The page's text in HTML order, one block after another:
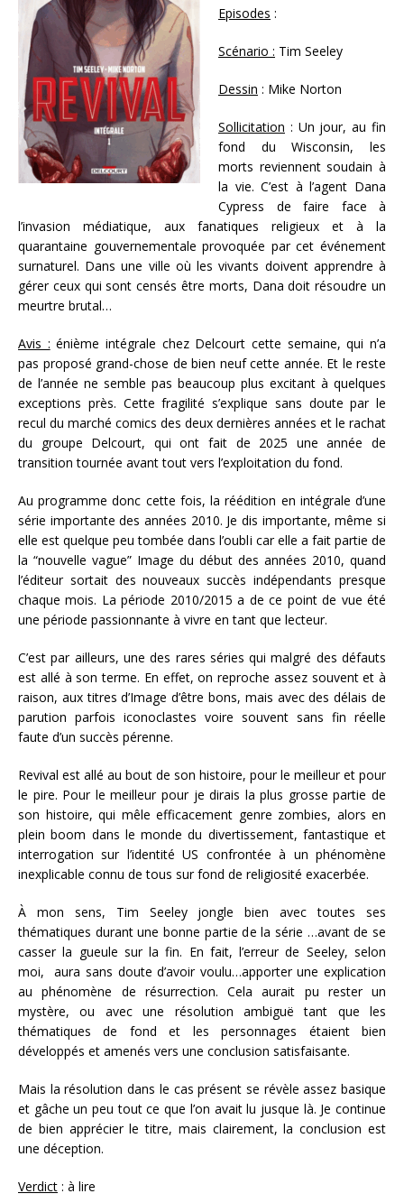
Episodes :
Scénario : Tim Seeley
Dessin : Mike Norton
Sollicitation : Un jour, au fin
fond du Wisconsin, les
morts reviennent soudain à
la vie. C’est à l’agent Dana
Cypress de faire face à
l’invasion médiatique, aux fanatiques religieux et à la
quarantaine gouvernementale provoquée par cet événement
surnaturel. Dans une ville où les vivants doivent apprendre à
gérer ceux qui sont censés être morts, Dana doit résoudre un
meurtre brutal…
Avis : énième intégrale chez Delcourt cette semaine, qui n’a
pas proposé grand-chose de bien neuf cette année. Et le reste
de l’année ne semble pas beaucoup plus excitant à quelques
exceptions près. Cette fragilité s’explique sans doute par le
recul du marché comics des deux dernières années et le rachat
du groupe Delcourt, qui ont fait de 2025 une année de
transition tournée avant tout vers l’exploitation du fond.
Au programme donc cette fois, la réédition en intégrale d’une
série importante des années 2010. Je dis importante, même si
elle est quelque peu tombée dans l’oubli car elle a fait partie de
la “nouvelle vague” Image du début des années 2010, quand
l’éditeur sortait des nouveaux succès indépendants presque
chaque mois. La période 2010/2015 a de ce point de vue été
une période passionnante à vivre en tant que lecteur.
C’est par ailleurs, une des rares séries qui malgré des défauts
est allé à son terme. En effet, on reproche assez souvent et à
raison, aux titres d’Image d’être bons, mais avec des délais de
parution parfois iconoclastes voire souvent sans fin réelle
faute d’un succès pérenne.
Revival est allé au bout de son histoire, pour le meilleur et pour
le pire. Pour le meilleur pour je dirais la plus grosse partie de
son histoire, qui mêle efficacement genre zombies, alors en
plein boom dans le monde du divertissement, fantastique et
interrogation sur l’identité US confrontée à un phénomène
inexplicable connu de tous sur fond de religiosité exacerbée.
À mon sens, Tim Seeley jongle bien avec toutes ses
thématiques durant une bonne partie de la série …avant de se
casser la gueule sur la fin. En fait, l’erreur de Seeley, selon
moi, aura sans doute d’avoir voulu…apporter une explication
au phénomène de résurrection. Cela aurait pu rester un
mystère, ou avec une résolution ambiguë tant que les
thématiques de fond et les personnages étaient bien
développés et amenés vers une conclusion satisfaisante.
Mais la résolution dans le cas présent se révèle assez basique
et gâche un peu tout ce que l’on avait lu jusque là. Je continue
de bien apprécier le titre, mais clairement, la conclusion est
une déception.
Verdict : à lire